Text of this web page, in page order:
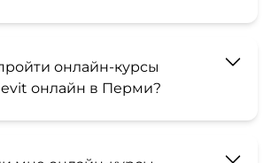
онлайн-курсы
онлайн в Перми?